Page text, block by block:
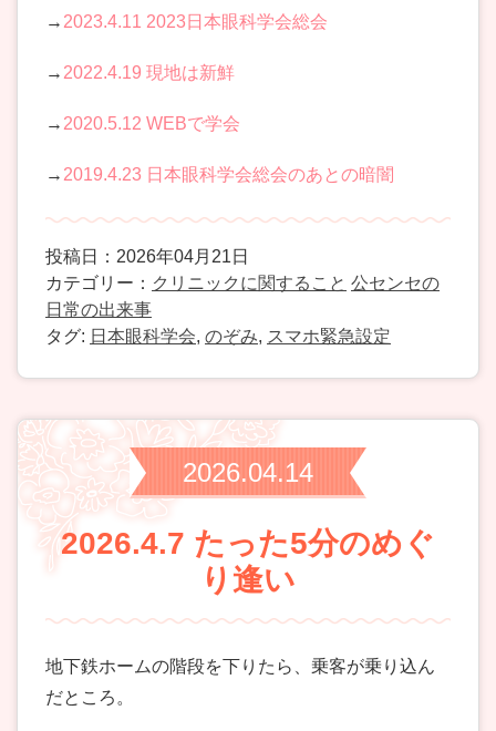
→ 2023.4.11 2023日本眼科学会総会
→ 2022.4.19 現地は新鮮
→ 2020.5.12 WEBで学会
→ 2019.4.23 日本眼科学会総会のあとの暗闇
投稿日：2026年04月21日
カテゴリー： クリニックに関すること 公センセの
日常の出来事
タグ: 日本眼科学会, のぞみ, スマホ緊急設定
2026.04.14
2026.4.7 たった5分のめぐ
り逢い
地下鉄ホームの階段を下りたら、乗客が乗り込ん
だところ。